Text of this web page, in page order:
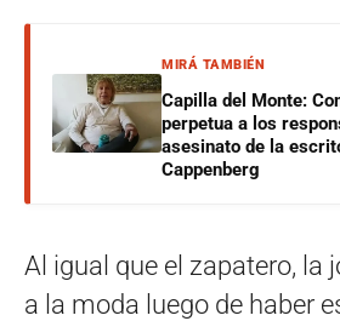
MIRÁ TAMBIÉN
Capilla del Monte:
perpetua a los
asesinato de la
Cappenberg
Al igual que el zapatero, la
a la moda luego de haber